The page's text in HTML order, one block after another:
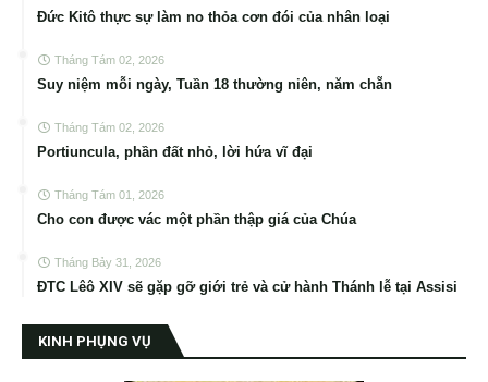
Đức Kitô thực sự làm no thỏa cơn đói của nhân loại
Tháng Tám 02, 2026
Suy niệm mỗi ngày, Tuần 18 thường niên, năm chẵn
Tháng Tám 02, 2026
Portiuncula, phần đất nhỏ, lời hứa vĩ đại
Tháng Tám 01, 2026
Cho con được vác một phần thập giá của Chúa
Tháng Bảy 31, 2026
ĐTC Lêô XIV sẽ gặp gỡ giới trẻ và cử hành Thánh lễ tại Assisi
KINH PHỤNG VỤ